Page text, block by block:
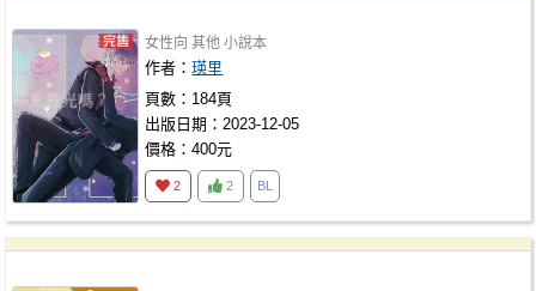
女性向 其他 小說本
作者：瑛里
頁數：184頁
出版日期：2023-12-05
價格：400元
2 2 BL